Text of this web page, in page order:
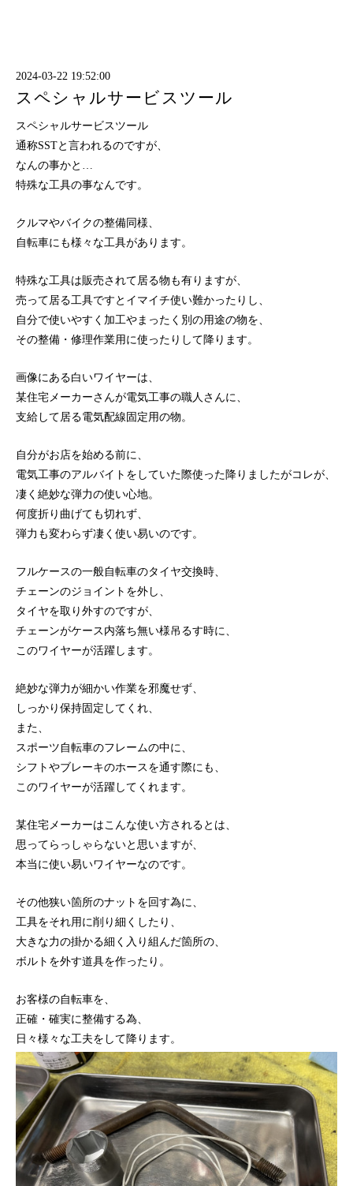
2024-03-22 19:52:00
スペシャルサービスツール
スペシャルサービスツール
通称SSTと言われるのですが、
なんの事かと…
特殊な工具の事なんです。
クルマやバイクの整備同様、
自転車にも様々な工具があります。
特殊な工具は販売されて居る物も有りますが、
売って居る工具ですとイマイチ使い難かったりし、
自分で使いやすく加工やまったく別の用途の物を、
その整備・修理作業用に使ったりして降ります。
画像にある白いワイヤーは、
某住宅メーカーさんが電気工事の職人さんに、
支給して居る電気配線固定用の物。
自分がお店を始める前に、
電気工事のアルバイトをしていた際使った降りましたがコレが、
凄く絶妙な弾力の使い心地。
何度折り曲げても切れず、
弾力も変わらず凄く使い易いのです。
フルケースの一般自転車のタイヤ交換時、
チェーンのジョイントを外し、
タイヤを取り外すのですが、
チェーンがケース内落ち無い様吊るす時に、
このワイヤーが活躍します。
絶妙な弾力が細かい作業を邪魔せず、
しっかり保持固定してくれ、
また、
スポーツ自転車のフレームの中に、
シフトやブレーキのホースを通す際にも、
このワイヤーが活躍してくれます。
某住宅メーカーはこんな使い方されるとは、
思ってらっしゃらないと思いますが、
本当に使い易いワイヤーなのです。
その他狭い箇所のナットを回す為に、
工具をそれ用に削り細くしたり、
大きな力の掛かる細く入り組んだ箇所の、
ボルトを外す道具を作ったり。
お客様の自転車を、
正確・確実に整備する為、
日々様々な工夫をして降ります。